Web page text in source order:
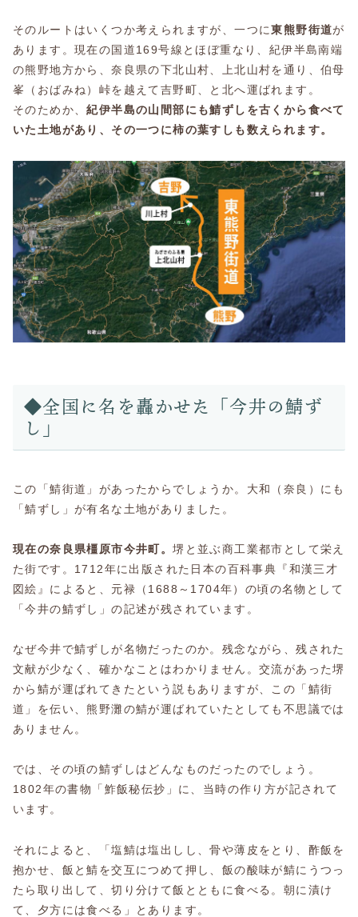
そのルートはいくつか考えられますが、一つに東熊野街道が
あります。現在の国道169号線とほぼ重なり、紀伊半島南端
の熊野地方から、奈良県の下北山村、上北山村を通り、伯母
峯（おばみね）峠を越えて吉野町、と北へ運ばれます。
そのためか、紀伊半島の山間部にも鯖ずしを古くから食べて
いた土地があり、その一つに柿の葉すしも数えられます。
◆全国に名を轟かせた「今井の鯖ず
し」
この「鯖街道」があったからでしょうか。大和（奈良）にも
「鯖ずし」が有名な土地がありました。
現在の奈良県橿原市今井町。堺と並ぶ商工業都市として栄え
た街です。1712年に出版された日本の百科事典『和漢三才
図絵』によると、元禄（1688～1704年）の頃の名物として
「今井の鯖ずし」の記述が残されています。
なぜ今井で鯖ずしが名物だったのか。残念ながら、残された
文献が少なく、確かなことはわかりません。交流があった堺
から鯖が運ばれてきたという説もありますが、この「鯖街
道」を伝い、熊野灘の鯖が運ばれていたとしても不思議では
ありません。
では、その頃の鯖ずしはどんなものだったのでしょう。
1802年の書物「鮓飯秘伝抄」に、当時の作り方が記されて
います。
それによると、「塩鯖は塩出しし、骨や薄皮をとり、酢飯を
抱かせ、飯と鯖を交互につめて押し、飯の酸味が鯖にうつっ
たら取り出して、切り分けて飯とともに食べる。朝に漬け
て、夕方には食べる」とあります。